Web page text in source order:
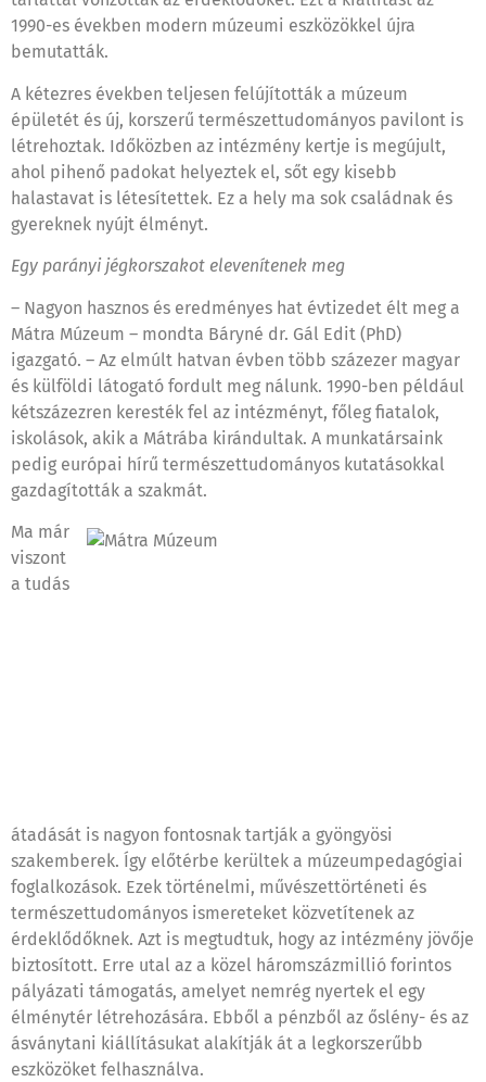
1990-es években modern múzeumi eszközökkel újra
bemutatták.
A kétezres években teljesen felújították a múzeum
épületét és új, korszerű természettudományos pavilont is
létrehoztak. Időközben az intézmény kertje is megújult,
ahol pihenő padokat helyeztek el, sőt egy kisebb
halastavat is létesítettek. Ez a hely ma sok családnak és
gyereknek nyújt élményt.
Egy parányi jégkorszakot elevenítenek meg
– Nagyon hasznos és eredményes hat évtizedet élt meg a
Mátra Múzeum – mondta Báryné dr. Gál Edit (PhD)
igazgató. – Az elmúlt hatvan évben több százezer magyar
és külföldi látogató fordult meg nálunk. 1990-ben például
kétszázezren keresték fel az intézményt, főleg fiatalok,
iskolások, akik a Mátrába kirándultak. A munkatársaink
pedig európai hírű természettudományos kutatásokkal
gazdagították a szakmát.
Ma már
viszont
a tudás
átadását is nagyon fontosnak tartják a gyöngyösi
szakemberek. Így előtérbe kerültek a múzeumpedagógiai
foglalkozások. Ezek történelmi, művészettörténeti és
természettudományos ismereteket közvetítenek az
érdeklődőknek. Azt is megtudtuk, hogy az intézmény jövője
biztosított. Erre utal az a közel háromszázmillió forintos
pályázati támogatás, amelyet nemrég nyertek el egy
élménytér létrehozására. Ebből a pénzből az őslény- és az
ásványtani kiállításukat alakítják át a legkorszerűbb
eszközöket felhasználva.